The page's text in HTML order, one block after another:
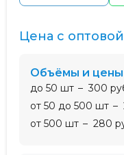
Цена с
Объёмы и цены
до 50 шт
300
от 50 до 500 шт
от 500 шт
280